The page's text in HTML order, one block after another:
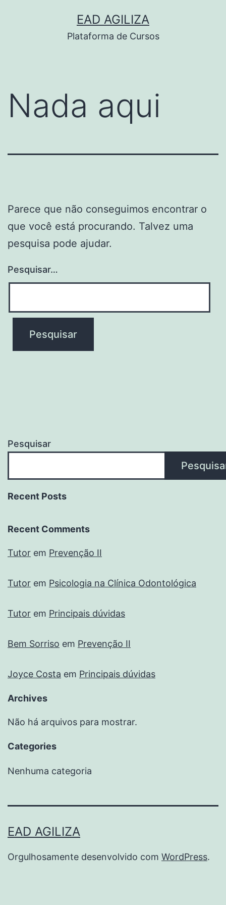
EAD AGILIZA
Plataforma de Cursos
Nada aqui
Parece que não conseguimos encontrar o
que você está procurando. Talvez uma
pesquisa pode ajudar.
Pesquisar…
Pesquisar
Recent Posts
Recent Comments
Tutor em Prevenção II
Tutor em Psicologia na Clínica Odontológica
Tutor em Principais dúvidas
Bem Sorriso em Prevenção II
Joyce Costa em Principais dúvidas
Archives
Não há arquivos para mostrar.
Categories
Nenhuma categoria
EAD AGILIZA
Orgulhosamente desenvolvido com WordPress.